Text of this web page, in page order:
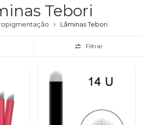
Tebori
Lâminas Tebori
Filtrar